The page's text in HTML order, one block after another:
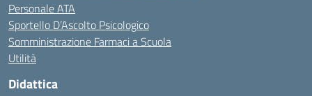
Personale ATA
Sportello D’Ascolto Psicologico
Somministrazione Farmaci a Scuola
Utilità
Didattica